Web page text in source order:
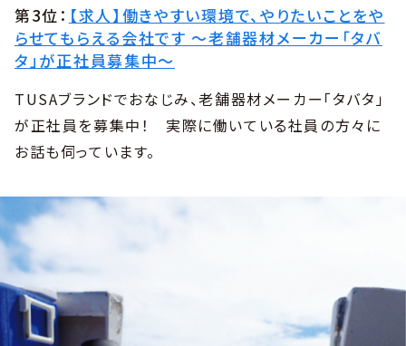
第3位： 【求人】働きやすい環境で、やりたいことをや
らせてもらえる会社です ～老舗器材メーカー「タバ
タ」が正社員募集中～
TUSAブランドでおなじみ、老舗器材メーカー「タバタ」
が正社員を募集中！ 実際に働いている社員の方々に
お話も伺っています。